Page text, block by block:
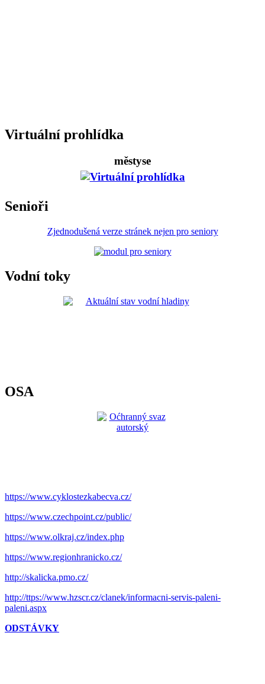
Virtuální prohlídka
městyse
Senioři
Zjednodušená verze stránek nejen pro seniory
Vodní toky
OSA
https://www.cyklostezkabecva.cz/
https://www.czechpoint.cz/public/
https://www.olkraj.cz/index.php
https://www.regionhranicko.cz/
http://skalicka.pmo.cz/
http://ttps://www.hzscr.cz/clanek/informacni-servis-paleni-
paleni.aspx
ODSTÁVKY